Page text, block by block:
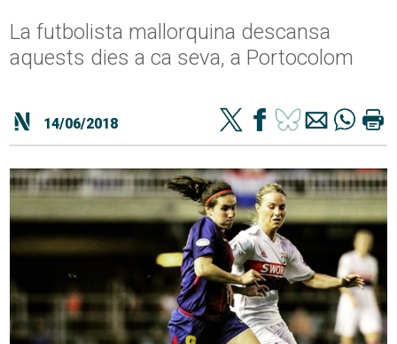
La futbolista mallorquina descansa
aquests dies a ca seva, a Portocolom
14/06/2018